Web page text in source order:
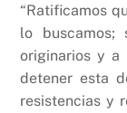
“Ratificamos
lo buscamos;
originarios y a
detener esta
resistencias y